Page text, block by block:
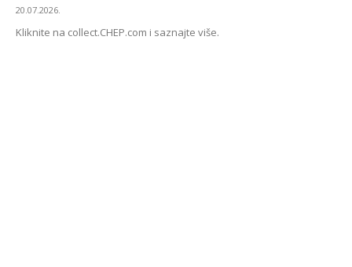
20.07.2026.
Kliknite na collect.CHEP.com i saznajte više.